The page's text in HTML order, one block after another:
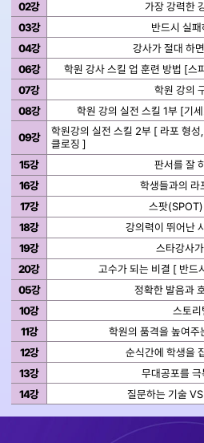
02강
가장 강력한
03강
반드시 실패
04강
강사가 절대 하
06강
학원 강사 스킬 업 훈련 방법 [스
07강
학원 강의
08강
학원 강의 실전 스킬 1부 [기
09강
학원강의 실전 스킬 2부 [ 라포 형
클로징 ]
15강
판서를 잘
16강
학생들과의 라
17강
스팟(SPOT)
18강
강의력이 뛰어난
19강
스타강사
20강
고수가 되는 비결 [ 반드
05강
정확한 발음과
10강
스토리
11강
학원의 품격을 높여주
12강
순식간에 학생을
13강
무대공포를 극
14강
질문하는 기술